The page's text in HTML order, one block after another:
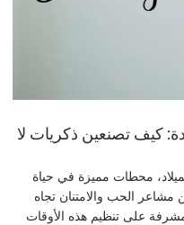
كيف تصنعين ذكريات لا
محطات مميزة في حياة
الحب والامتنان تجاه
على تنظيم هذه الأوقات